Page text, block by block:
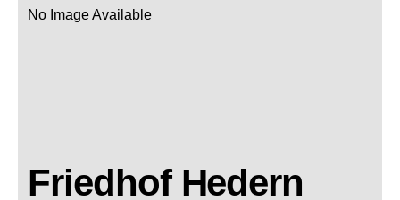
No Image Available
Friedhof Hedern